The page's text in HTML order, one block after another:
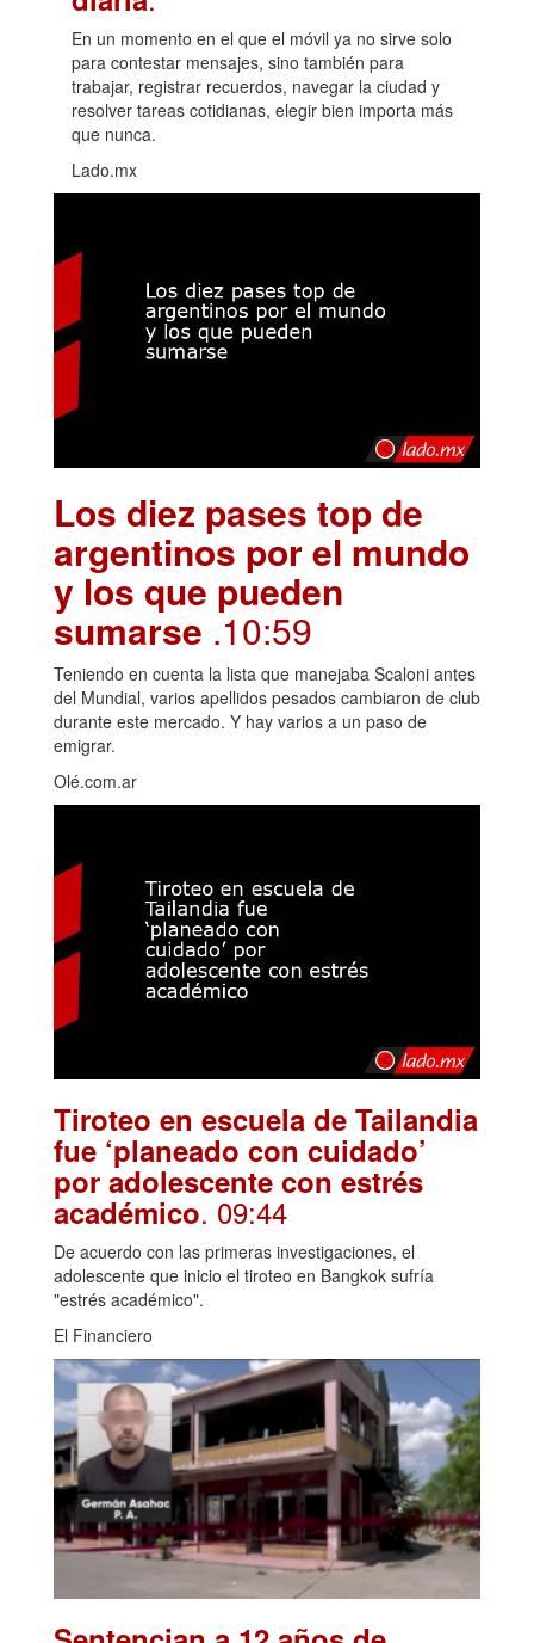
En un momento en el que el móvil ya no sirve solo
para contestar mensajes, sino también para
trabajar, registrar recuerdos, navegar la ciudad y
resolver tareas cotidianas, elegir bien importa más
que nunca.
Lado.mx
Los diez pases top de
argentinos por el mundo
y los que pueden
sumarse .10:59
Teniendo en cuenta la lista que manejaba Scaloni antes
del Mundial, varios apellidos pesados cambiaron de club
durante este mercado. Y hay varios a un paso de
emigrar.
Olé.com.ar
Tiroteo en escuela de Tailandia
fue ‘planeado con cuidado’
por adolescente con estrés
académico. 09:44
De acuerdo con las primeras investigaciones, el
adolescente que inicio el tiroteo en Bangkok sufría
"estrés académico".
El Financiero